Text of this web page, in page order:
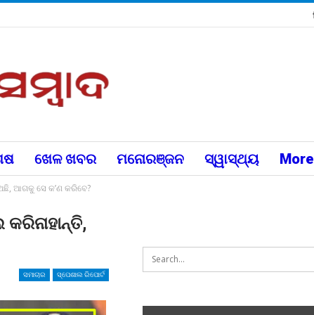
ଖେଳ ଖବର ମନୋରଞ୍ଜନ ସ୍ୱାସ୍ଥ୍ୟ More
ଆଗକୁ ସେ କ’ଣ କରିବେ?
ସମାଚାର ସ୍ପେଶାଲ ରିପୋର୍ଟ